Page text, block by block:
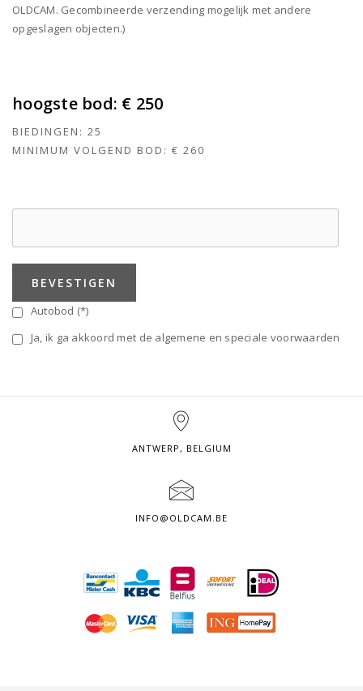
OLDCAM. Gecombineerde verzending mogelijk met andere
opgeslagen objecten.)
hoogste bod: € 250
BIEDINGEN: 25
MINIMUM VOLGEND BOD: € 260
BEVESTIGEN
Autobod (*)
Ja, ik ga akkoord met de algemene en speciale voorwaarden
ANTWERP, BELGIUM
INFO@OLDCAM.BE